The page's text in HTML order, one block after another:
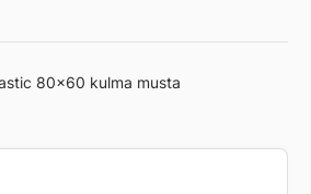
80×60 kulma musta